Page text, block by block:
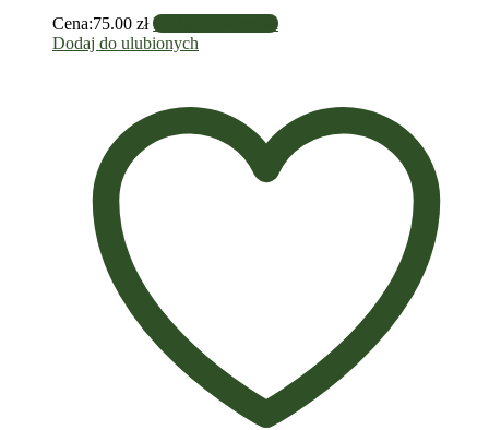
Cena:75.00 zł Dodaj do koszyka
Dodaj do ulubionych